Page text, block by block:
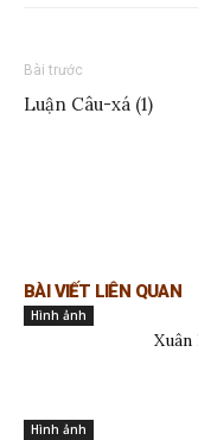
Bài trước
Luận Câu-xá (1)
BÀI VIẾT LIÊN QUAN
Hình ảnh
Xuân
Hình ảnh